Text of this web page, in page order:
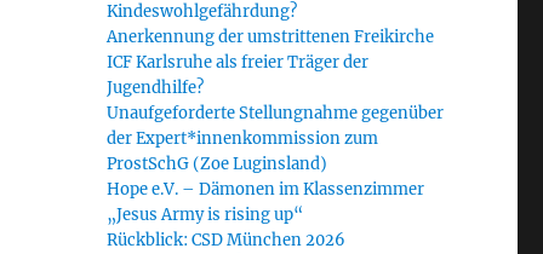
Kindeswohlgefährdung?
Anerkennung der umstrittenen Freikirche
ICF Karlsruhe als freier Träger der
Jugendhilfe?
Unaufgeforderte Stellungnahme gegenüber
der Expert*innenkommission zum
ProstSchG (Zoe Luginsland)
Hope e.V. – Dämonen im Klassenzimmer
„Jesus Army is rising up“
Rückblick: CSD München 2026